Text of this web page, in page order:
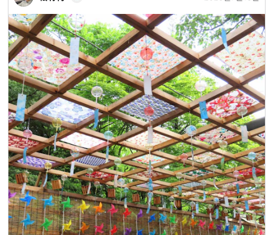
悪い・・・人混みや長時間の観覧を無理しない トイレはコ
ンビニなど使用できません・・・ トイレマップアプリ
で・・・